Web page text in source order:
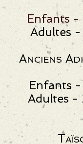
Enfants
Adultes -
ANCIENS A
Enfants
Adultes -
T